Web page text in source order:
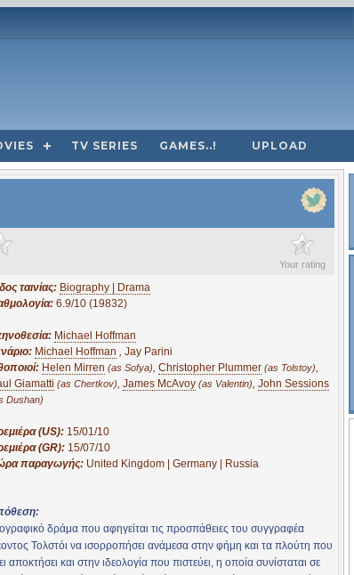
TV SERIES GAMES..! UPLOAD
?
Your rating
ταινίας: Biography | Drama
6.9/10 (19832)
Michael Hoffman
Michael Hoffman , Jay Parini
Helen Mirren (as Sofya), Christopher Plummer (as Tolstoy),
Giamatti (as Chertkov), James McAvoy (as Valentin), John Sessions
Dushan)
(US): 15/01/10
(GR): 15/07/10
παραγωγής: United Kingdom | Germany | Russia
δράμα που αφηγείται τις προσπάθειες του συγγραφέα
Τολστόι να ισορροπήσει ανάμεσα στην φήμη και τα πλούτη που
αποκτήσει και στην ιδεολογία που πιστεύει, η οποία συνίσταται σε